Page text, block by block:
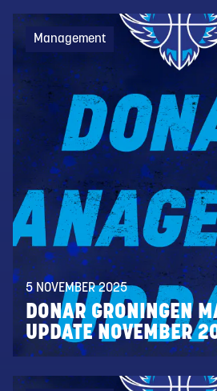
Management
5 NOVEMBER 2025
DONAR GRONINGEN
UPDATE NOVEMBER